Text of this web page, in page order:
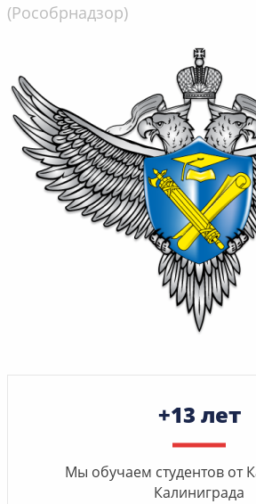
(Рособрнадзор)
+13 лет
Мы обучаем студентов от
Калиниграда